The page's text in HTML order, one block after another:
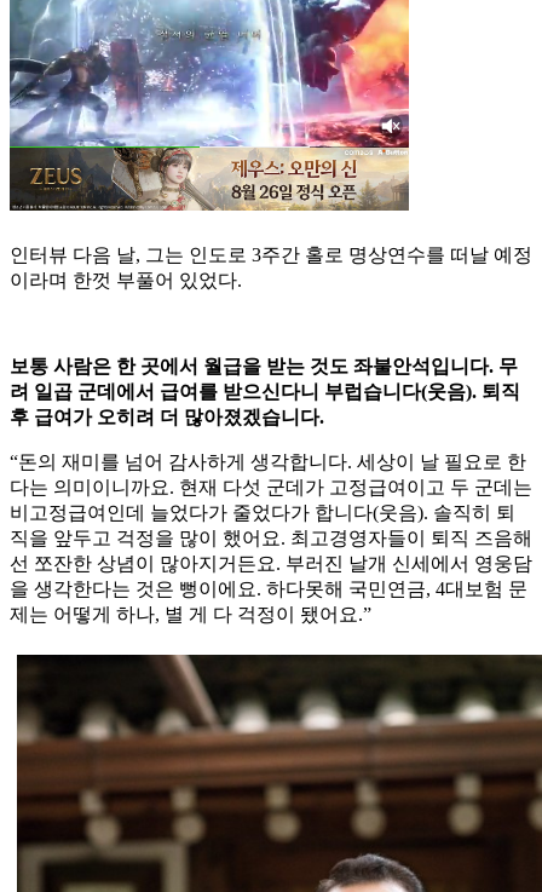
인터뷰 다음 날, 그는 인도로 3주간 홀로 명상연수를 떠날 예정
이라며 한껏 부풀어 있었다.
보통 사람은 한 곳에서 월급을 받는 것도 좌불안석입니다. 무
려 일곱 군데에서 급여를 받으신다니 부럽습니다(웃음). 퇴직
후 급여가 오히려 더 많아졌겠습니다.
“돈의 재미를 넘어 감사하게 생각합니다. 세상이 날 필요로 한
다는 의미이니까요. 현재 다섯 군데가 고정급여이고 두 군데는
비고정급여인데 늘었다가 줄었다가 합니다(웃음). 솔직히 퇴
직을 앞두고 걱정을 많이 했어요. 최고경영자들이 퇴직 즈음해
선 쪼잔한 상념이 많아지거든요. 부러진 날개 신세에서 영웅담
을 생각한다는 것은 뻥이에요. 하다못해 국민연금, 4대보험 문
제는 어떻게 하나, 별 게 다 걱정이 됐어요.”